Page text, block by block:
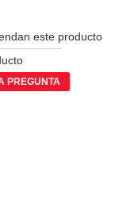
este producto
PREGUNTA